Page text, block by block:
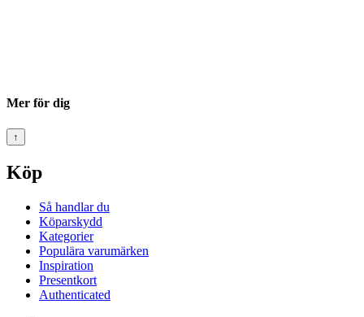
Mer för dig
↑
Köp
Så handlar du
Köparskydd
Kategorier
Populära varumärken
Inspiration
Presentkort
Authenticated